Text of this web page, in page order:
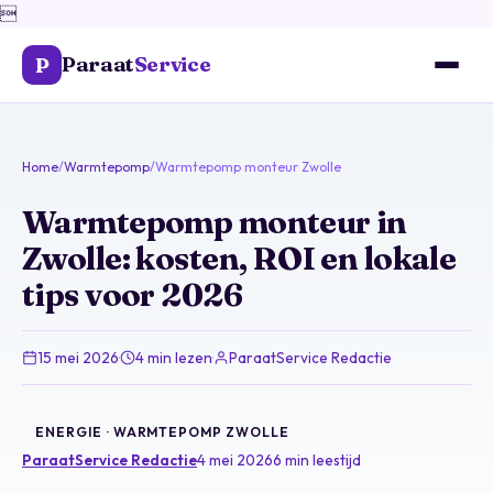

P ParaatService
Home/Warmtepomp/Warmtepomp monteur Zwolle
Warmtepomp monteur in
Zwolle: kosten, ROI en lokale
tips voor 2026
15 mei 2026· 4 min lezen· ParaatService Redactie
ENERGIE · WARMTEPOMP ZWOLLE
ParaatService Redactie4 mei 20266 min leestijd